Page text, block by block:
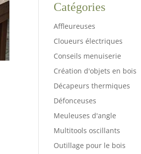
Catégories
Affleureuses
Cloueurs électriques
Conseils menuiserie
Création d'objets en bois
Décapeurs thermiques
Défonceuses
Meuleuses d'angle
Multitools oscillants
Outillage pour le bois